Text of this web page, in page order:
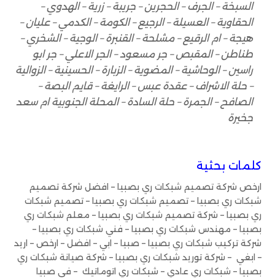
السبخة – الجرف – الحجرين – جريبة – زرية – الهدوي –
الحقاوية – العسيلة – الرجيع – الكومة – الكدمي – عليان –
هيجة – ام الرقيع – مشلحة – القنبرة – الوجية – الشخري –
طناطن – المقبص – جر مسعود – الجر الاعلي – جر ابو
راسين – الوحاشية – المضوية – الزبارة – الحسينية – الزوالية
– حلة الاشراف – عقدة عبس – الرايغة – قايم البصة –
الصافح – الجمرة – حلة السادة – المحلة الجنوبية ام سعد
جخيرة
كلمات بحثية
ارخص شركة تصميم شبكات ري بصبيا – افضل شركة تصميم
شبكات ري بصبيا – تصميم شبكات ري بصبيا – تصميم شبكات
ري بصبيا – شركة تصميم شبكات ري بصبيا – معلم شبكات ري
بصبيا – مهندس شبكات ري بصبيا – فني شبكات ري بصبيا –
شركة تركيب شبكات ري بصبيا – صبيا – ابي – افضل – ارخص – اريد
– ابغي – شركة توريد شبكات ري بصبيا – شركة صيانة شبكات ري
بصبيا – شبكات ري عادي – شبكات ري اتوماتيك – في صبيا